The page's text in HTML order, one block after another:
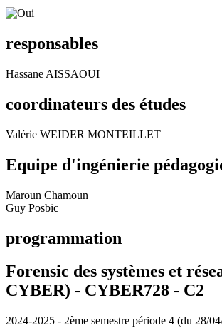
responsables
Hassane AISSAOUI
coordinateurs des études
Valérie WEIDER MONTEILLET
Equipe d'ingénierie
Maroun Chamoun
Guy Posbic
programmation
Forensic des systèmes et
CYBER) - CYBER728 - C2
2024-2025 - 2ème semestre période 4 (du 28/